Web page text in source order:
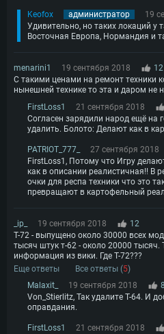
Keofox администратор 19
Удивительно, но таких локаций у
Восточная Европа, Нормандия и
menarini1 19 сентября 2018
12
C такими ценами на ремонт техники
нынешней технике то эта и даром не
FirstLoss1
21 сентября 2018
Согласен зарядили народ ещё на
удалить. Болото: Делают как в
PATRIOT_777_ 27 сентября 2018
FirstLoss1, Потому что Игру
как в описании реалистичная!! В
очки для респа техники что это
превращают в картофельный
_ip_ 19 сентября 2018
12
Т-72 - выпущено около 30000 всех
тысяч штук т-62 - около 20000 тысяч.
информация из вики. Где Т-72???
Еще ответы
Все ответы (5)
Malaxit_
19 сентября 2018
8
Von_Stierlitz, Так удалите Т-64. И
оправдания.
FirstLoss1 21 сентября 2018